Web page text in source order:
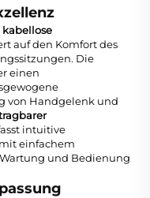
kabellose
auf den Komfort des
Die
einen
von Handgelenk und
intuitive
einfachem
und Bedienung